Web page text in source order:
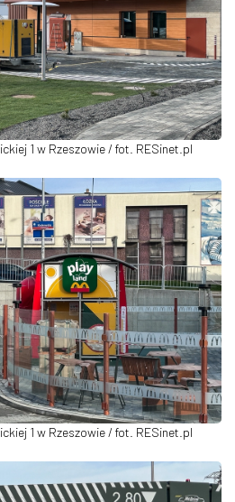
1 w Rzeszowie / fot. RESinet.pl
1 w Rzeszowie / fot. RESinet.pl